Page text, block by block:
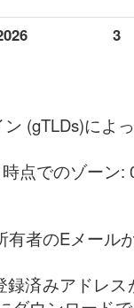
3
(gTLDs)によ
点でのゾーン:
者のEメール
済みアドレ